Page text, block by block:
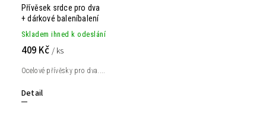
Přívěsek srdce pro dva
+ dárkové baleníbalení
Skladem ihned k odeslání
409 Kč / ks
Detail
Ocelové přívěsky pro dva....